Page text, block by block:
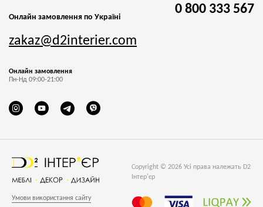
Copyright © 2026 Усі права належать D2
Інтер'єр
Умови використання сайту
Онлайн замовлення по Україні
0 800 333 567
zakaz@d2interier.com
Онлайн замовлення
Пн-Нд 09:00-21:00